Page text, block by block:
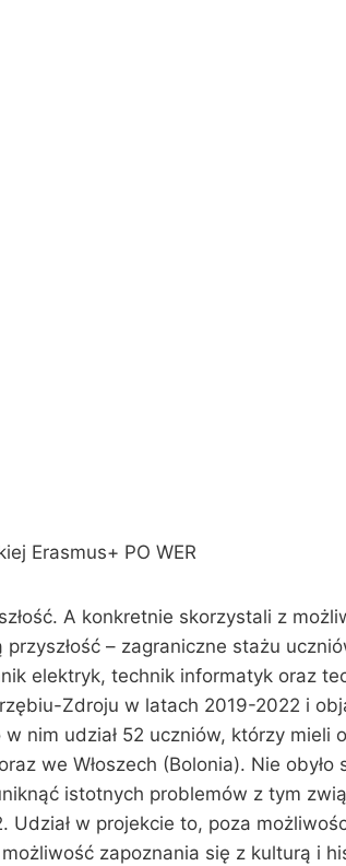
Erasmus+ PO WER
A konkretnie skorzystali z
przyszłość – zagraniczne stażu
elektryk, technik informatyk oraz
Zdroju w latach 2019-2022 i
w nim udział 52 uczniów, którzy
we Włoszech (Bolonia). Nie
istotnych problemów z tym
Udział w projekcie to, poza
zapoznania się z kulturą i